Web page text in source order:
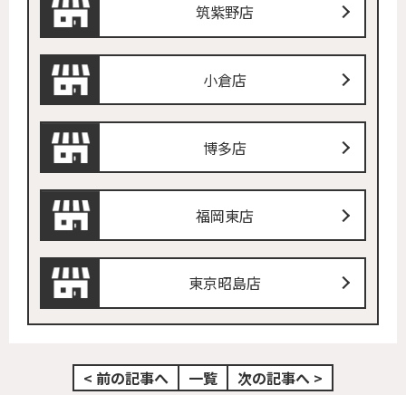
筑紫野店
小倉店
博多店
福岡東店
東京昭島店
< 前の記事へ 一覧 次の記事へ >